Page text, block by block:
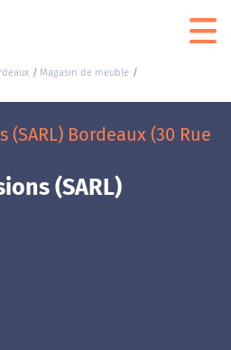
Magasin de meuble
Bordeaux (30 Rue
(SARL)